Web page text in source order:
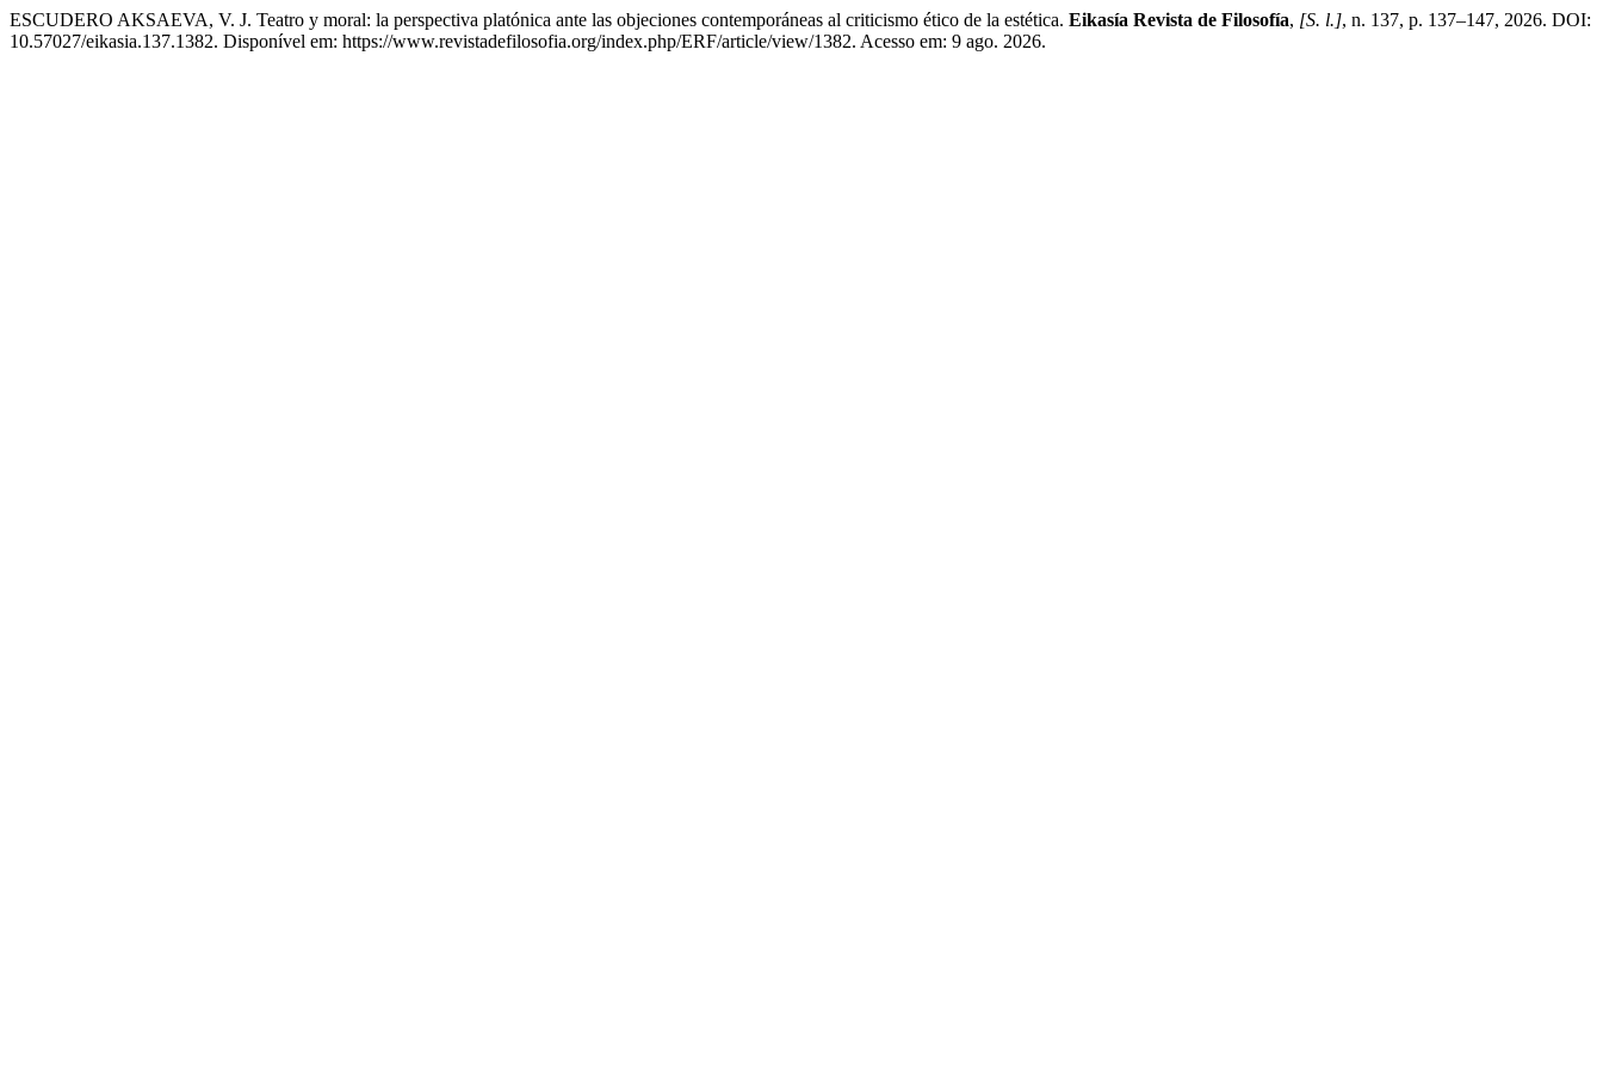
ESCUDERO AKSAEVA, V. J. Teatro y moral: la perspectiva platónica ante las objeciones contemporáneas al criticismo ético de la estética. Eikasía Revista de Filosofía, [S. l.], n. 137, p. 137–147, 2026. DOI:
10.57027/eikasia.137.1382. Disponível em: https://www.revistadefilosofia.org/index.php/ERF/article/view/1382. Acesso em: 9 ago. 2026.